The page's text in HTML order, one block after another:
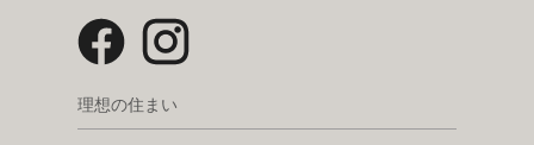
理想の住まい